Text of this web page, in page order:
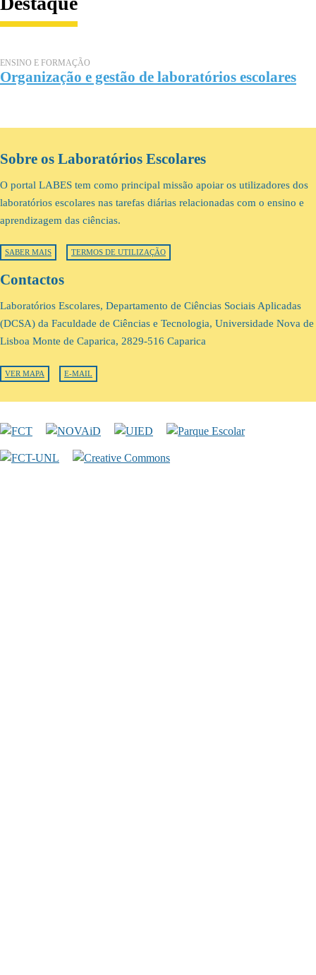
ENSINO E FORMAÇÃO
Organização e gestão de laboratórios escolares
Sobre os Laboratórios Escolares
O portal LABES tem como principal missão apoiar os utilizadores dos
laboratórios escolares nas tarefas diárias relacionadas com o ensino e
aprendizagem das ciências.
SABER MAIS TERMOS DE UTILIZAÇÃO
Contactos
Laboratórios Escolares, Departamento de Ciências Sociais Aplicadas
(DCSA) da Faculdade de Ciências e Tecnologia, Universidade Nova de
Lisboa Monte de Caparica, 2829-516 Caparica
VER MAPA E-MAIL